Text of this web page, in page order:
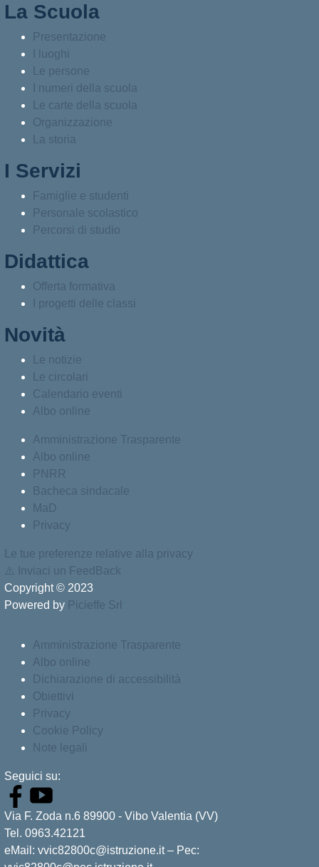
La Scuola
Presentazione
I luoghi
Le persone
I numeri della scuola
Le carte della scuola
Organizzazione
La storia
I Servizi
Famiglie e studenti
Personale scolastico
Percorsi di studio
Didattica
Offerta formativa
I progetti delle classi
Novità
Le notizie
Le circolari
Calendario eventi
Albo online
Amministrazione Trasparente
Albo online
PNRR
Bacheca sindacale
MaD
Privacy
Le tue preferenze relative alla privacy
⚠️
Inviaci un FeedBack
Copyright © 2023
Powered by Picieffe Srl
Amministrazione Trasparente
Albo online
Dichiarazione di accessibilità
Obiettivi
Privacy
Cookie Policy
Note legali
Seguici su:
Via F. Zoda n.6 89900 - Vibo Valentia (VV)
Tel. 0963.42121
eMail: vvic82800c@istruzione.it – Pec: